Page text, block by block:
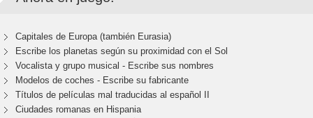
Capitales de Europa (también Eurasia)
Escribe los planetas según su proximidad con el Sol
Vocalista y grupo musical - Escribe sus nombres
Modelos de coches - Escribe su fabricante
Títulos de películas mal traducidas al español II
Ciudades romanas en Hispania